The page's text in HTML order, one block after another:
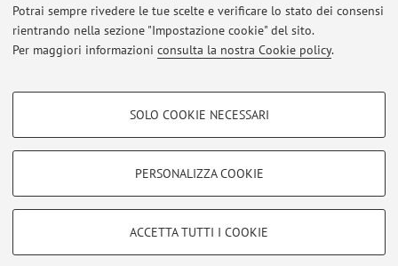
Potrai sempre rivedere le tue scelte e verificare lo stato dei consensi
rientrando nella sezione "Impostazione cookie" del sito.
Per maggiori informazioni consulta la nostra Cookie policy.
COOKIE DI PROFILAZIONE - FACOLTATIVI
COOKIE TECNICI - NECESSARI
Si tratta di cookie tecnici utilizzati, a titolo esemplificativo, per il corretto
SOLO COOKIE NECESSARI
PERSONALIZZA COOKIE
ACCETTA TUTTI I COOKIE
Al momento non sono presenti avvisi.
Area riservata
Accedi tramiteloginper gestire tutti i contenuti del sito.
Zamboni, 33 - 40126 Bologna - Partita IVA: 01131710376
Privacy|Note legali|Impostazioni Cookie